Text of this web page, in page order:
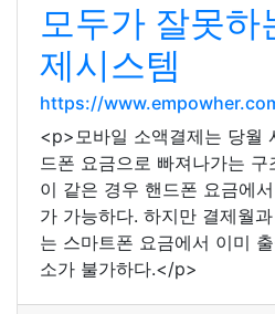
모두가 잘못하
제시스템
https://
<p>모바일 소액결제는 당월
드폰 요금으로 빠져나가는 구
이 같은 경우 핸드폰 요금에
가 가능하다. 하지만 결제월
는 스마트폰 요금에서 이미
소가 불가하다.</p>